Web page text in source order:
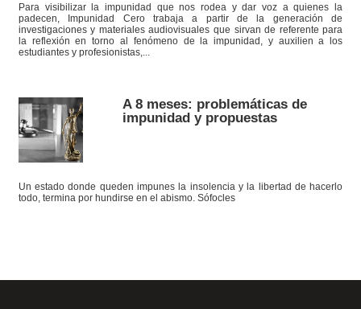
Para visibilizar la impunidad que nos rodea y dar voz a quienes la
padecen, Impunidad Cero trabaja a partir de la generación de
investigaciones y materiales audiovisuales que sirvan de referente para
la reflexión en torno al fenómeno de la impunidad, y auxilien a los
estudiantes y profesionistas,...
A 8 meses: problemáticas de
impunidad y propuestas
Un estado donde queden impunes la insolencia y la libertad de hacerlo
todo, termina por hundirse en el abismo. Sófocles